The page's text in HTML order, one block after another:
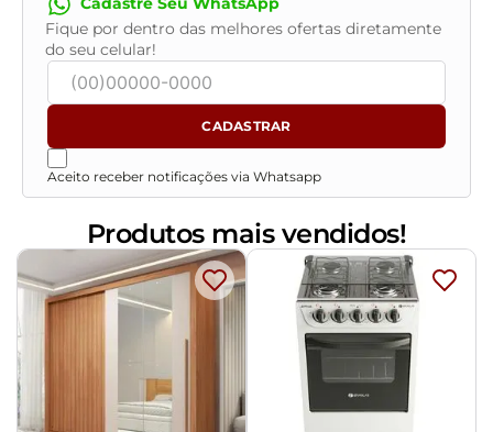
Fique por dentro das melhores ofertas diretamente
do seu celular!
CADASTRAR
Aceito receber notificações via Whatsapp
Produtos mais vendidos!